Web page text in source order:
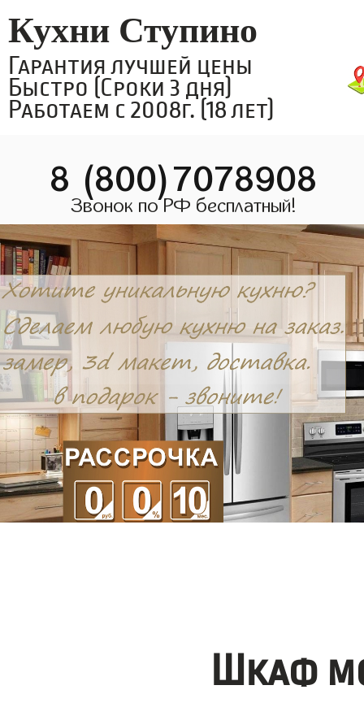
Кухни Ступино
Гарантия лучшей цены
Быстро (Сроки 3 дня)
Работаем с 2008г. (18 лет)
8 (800)7078908
Звонок по РФ бесплатный!
Шкаф